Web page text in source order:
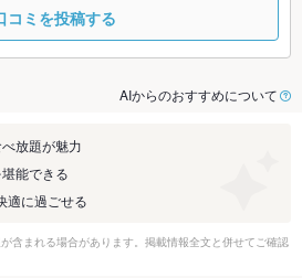
コミを投稿する
AIからのおすすめについて
放題が魅力
能できる
適に過ごせる
含まれる場合があります。掲載情報全文と併せてご確認